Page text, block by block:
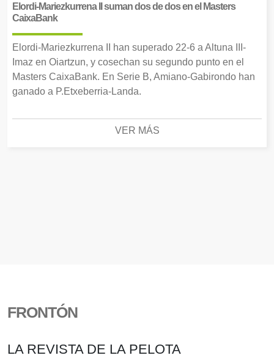
Elordi-Mariezkurrena II suman dos de dos en el Masters
CaixaBank
Elordi-Mariezkurrena II han superado 22-6 a Altuna III-
Imaz en Oiartzun, y cosechan su segundo punto en el
Masters CaixaBank. En Serie B, Amiano-Gabirondo han
ganado a P.Etxeberria-Landa.
VER MÁS
FRONTÓN
LA REVISTA DE LA PELOTA